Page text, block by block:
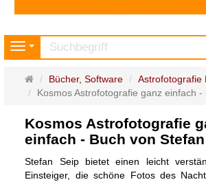
Navigation
Startseite
Bücher, Software
Astrofotografie
Kosmos Astrofotografie ganz einfach -
Kosmos Astrofotografie
einfach - Buch von
Stefan Seip bietet einen leicht
Einsteiger, die schöne Fotos des